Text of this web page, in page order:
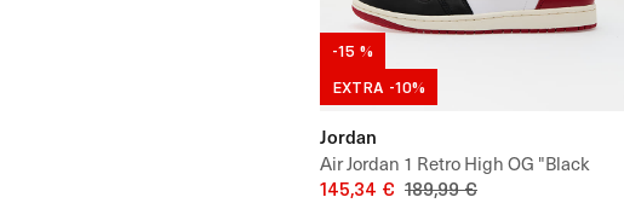
-15 %
EXTRA -10%
Jordan
Air Jordan 1 Retro High OG "Black
Toe"
145,34 € 189,99 €